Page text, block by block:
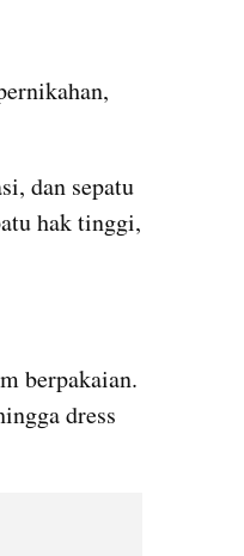
dan sepatu
hak tinggi,
berpakaian.
dress